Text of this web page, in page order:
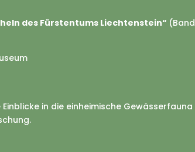
des Fürstentums Liechtenstein“ (Band
in die einheimische Gewässerfauna